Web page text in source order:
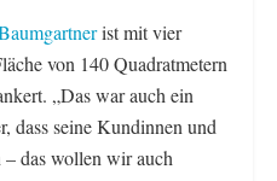
ist mit vier
von 140 Quadratmetern
„Das war auch ein
dass seine Kundinnen und
das wollen wir auch